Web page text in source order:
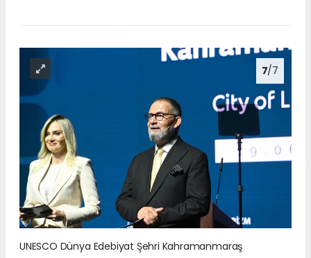
7/7
UNESCO Dünya Edebiyat Şehri Kahramanmaraş